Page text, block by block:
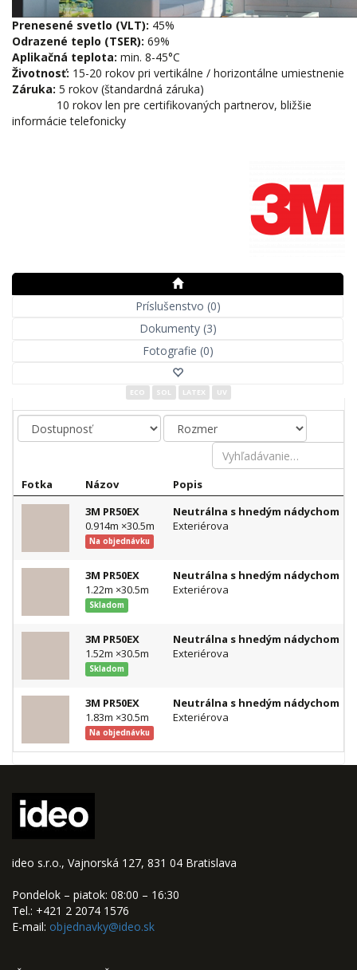
Prenesené svetlo (VLT): 45%
Odrazené teplo (TSER): 69%
Aplikačná teplota: min. 8-45°C
Životnosť: 15-20 rokov pri vertikálne / horizontálne umiestnenie
Záruka: 5 rokov (štandardná záruka)
10 rokov len pre certifikovaných partnerov, bližšie
informácie telefonicky
Príslušenstvo (0)
Dokumenty (3)
Fotografie (0)
ECO SOL LATEX UV
Fotka Názov
Popis
3M PR50EX
0.914m ×30.5m
Na objednávku
Neutrálna s hnedým nádychom
Exteriérova
3M PR50EX
1.22m ×30.5m
Skladom
Neutrálna s hnedým nádychom
Exteriérova
3M PR50EX
1.52m ×30.5m
Skladom
Neutrálna s hnedým nádychom
Exteriérova
3M PR50EX
1.83m ×30.5m
Na objednávku
Neutrálna s hnedým nádychom
Exteriérova
ideo s.r.o., Vajnorská 127, 831 04 Bratislava
Pondelok – piatok: 08:00 – 16:30
Tel.: +421 2 2074 1576
E-mail: objednavky@ideo.sk